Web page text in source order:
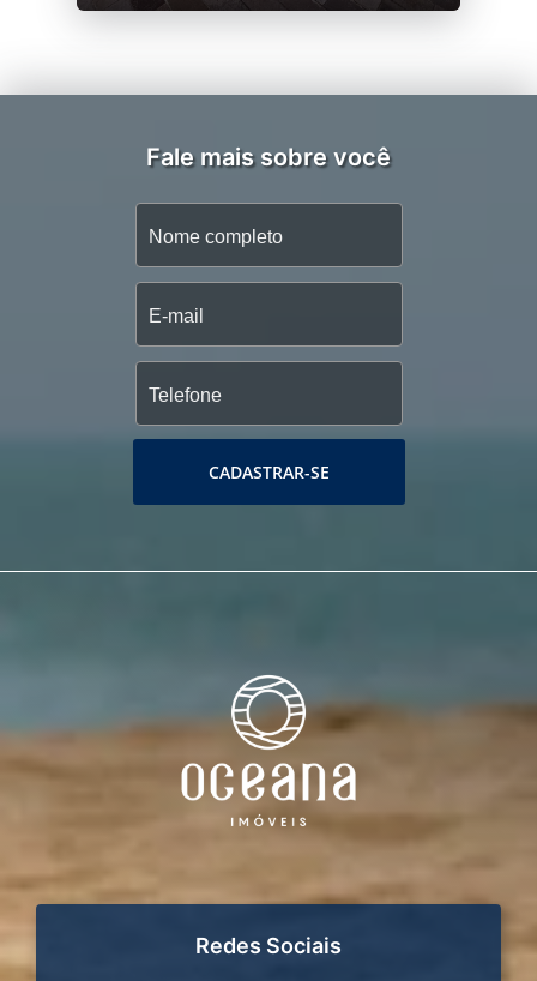
Fale mais sobre você
CADASTRAR-SE
Redes Sociais